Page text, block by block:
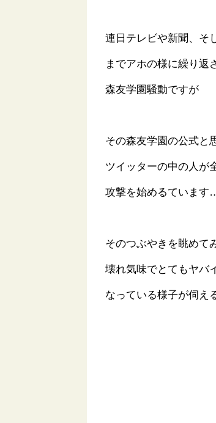
連日テレビや新聞、そ
までアホの様に繰り返
森友学園騒動ですが
その森友学園の公式と
ツイッターの中の人が
攻撃を始めるています
そのつぶやきを眺めて
壊れ気味でとてもヤバ
なっている様子が伺え